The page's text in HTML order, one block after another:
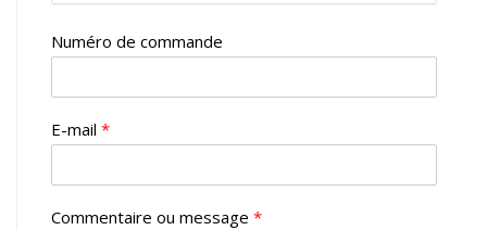
Numéro de commande
E-mail *
Commentaire ou message *